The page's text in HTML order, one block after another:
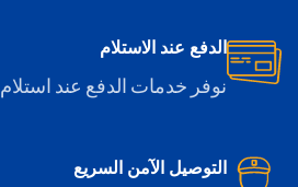
الدفع عند الاستلام
نوفر خدمات الدفع عند استلام
التوصيل الآمن السريع